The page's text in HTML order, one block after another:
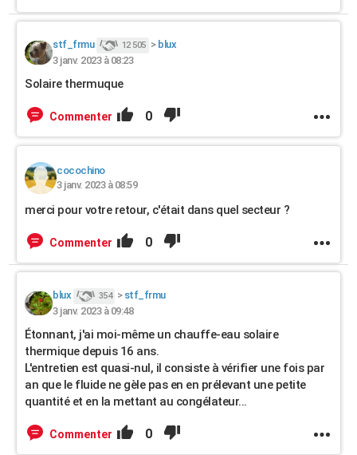
stf_frmu 12 505 > blux
3 janv. 2023 à 08:23
Solaire thermuque
Commenter 0
cocochino
3 janv. 2023 à 08:59
merci pour votre retour, c'était dans quel secteur ?
Commenter 0
blux 354 > stf_frmu
3 janv. 2023 à 09:48
Étonnant, j'ai moi-même un chauffe-eau solaire
thermique depuis 16 ans.
L'entretien est quasi-nul, il consiste à vérifier une fois par
an que le fluide ne gèle pas en en prélevant une petite
quantité et en la mettant au congélateur...
Commenter 0